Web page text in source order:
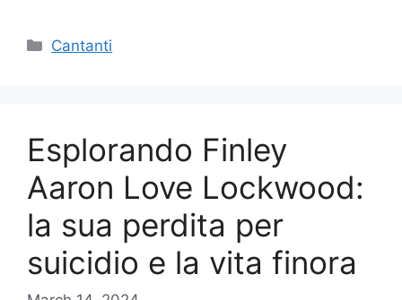
Categories
Cantanti
Esplorando Finley
Aaron Love Lockwood:
la sua perdita per
suicidio e la vita finora